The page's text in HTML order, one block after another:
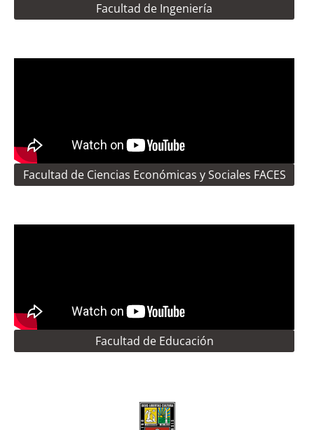
Facultad de Ingeniería
Facultad de Ciencias Económicas y Sociales FACES
Facultad de Educación